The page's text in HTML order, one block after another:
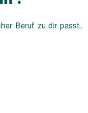
Beruf zu dir passt.